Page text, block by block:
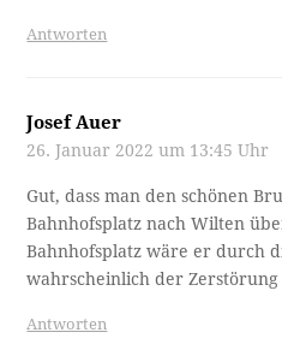
Antworten
Josef Auer
26. Januar 2022 um 13:45 Uhr
Gut, dass man den schönen
Bahnhofsplatz nach Wilten
Bahnhofsplatz wäre er durch
wahrscheinlich der
Antworten